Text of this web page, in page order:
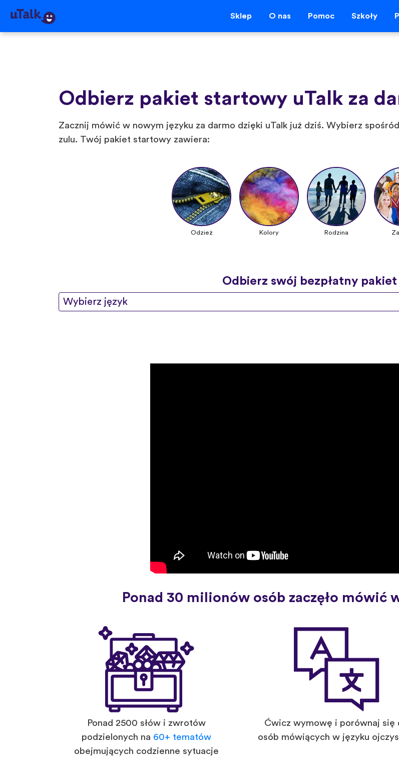
Sklep O nas Pomoc Szkoły
Odbierz pakiet startowy uTalk za
Zacznij mówić w nowym języku za darmo dzięki uTalk już dziś. Wybierz
zulu. Twój pakiet startowy zawiera:
Odzież Kolory Rodzina
Odbierz swój bezpłatny
Wybierz język
Ponad 30 milionów osób zaczęło mówić
Ponad 2500 słów i zwrotów
podzielonych na 60+ tematów
obejmujących codzienne sytuacje
Ćwicz wymowę i porównaj się
osób mówiących w języku